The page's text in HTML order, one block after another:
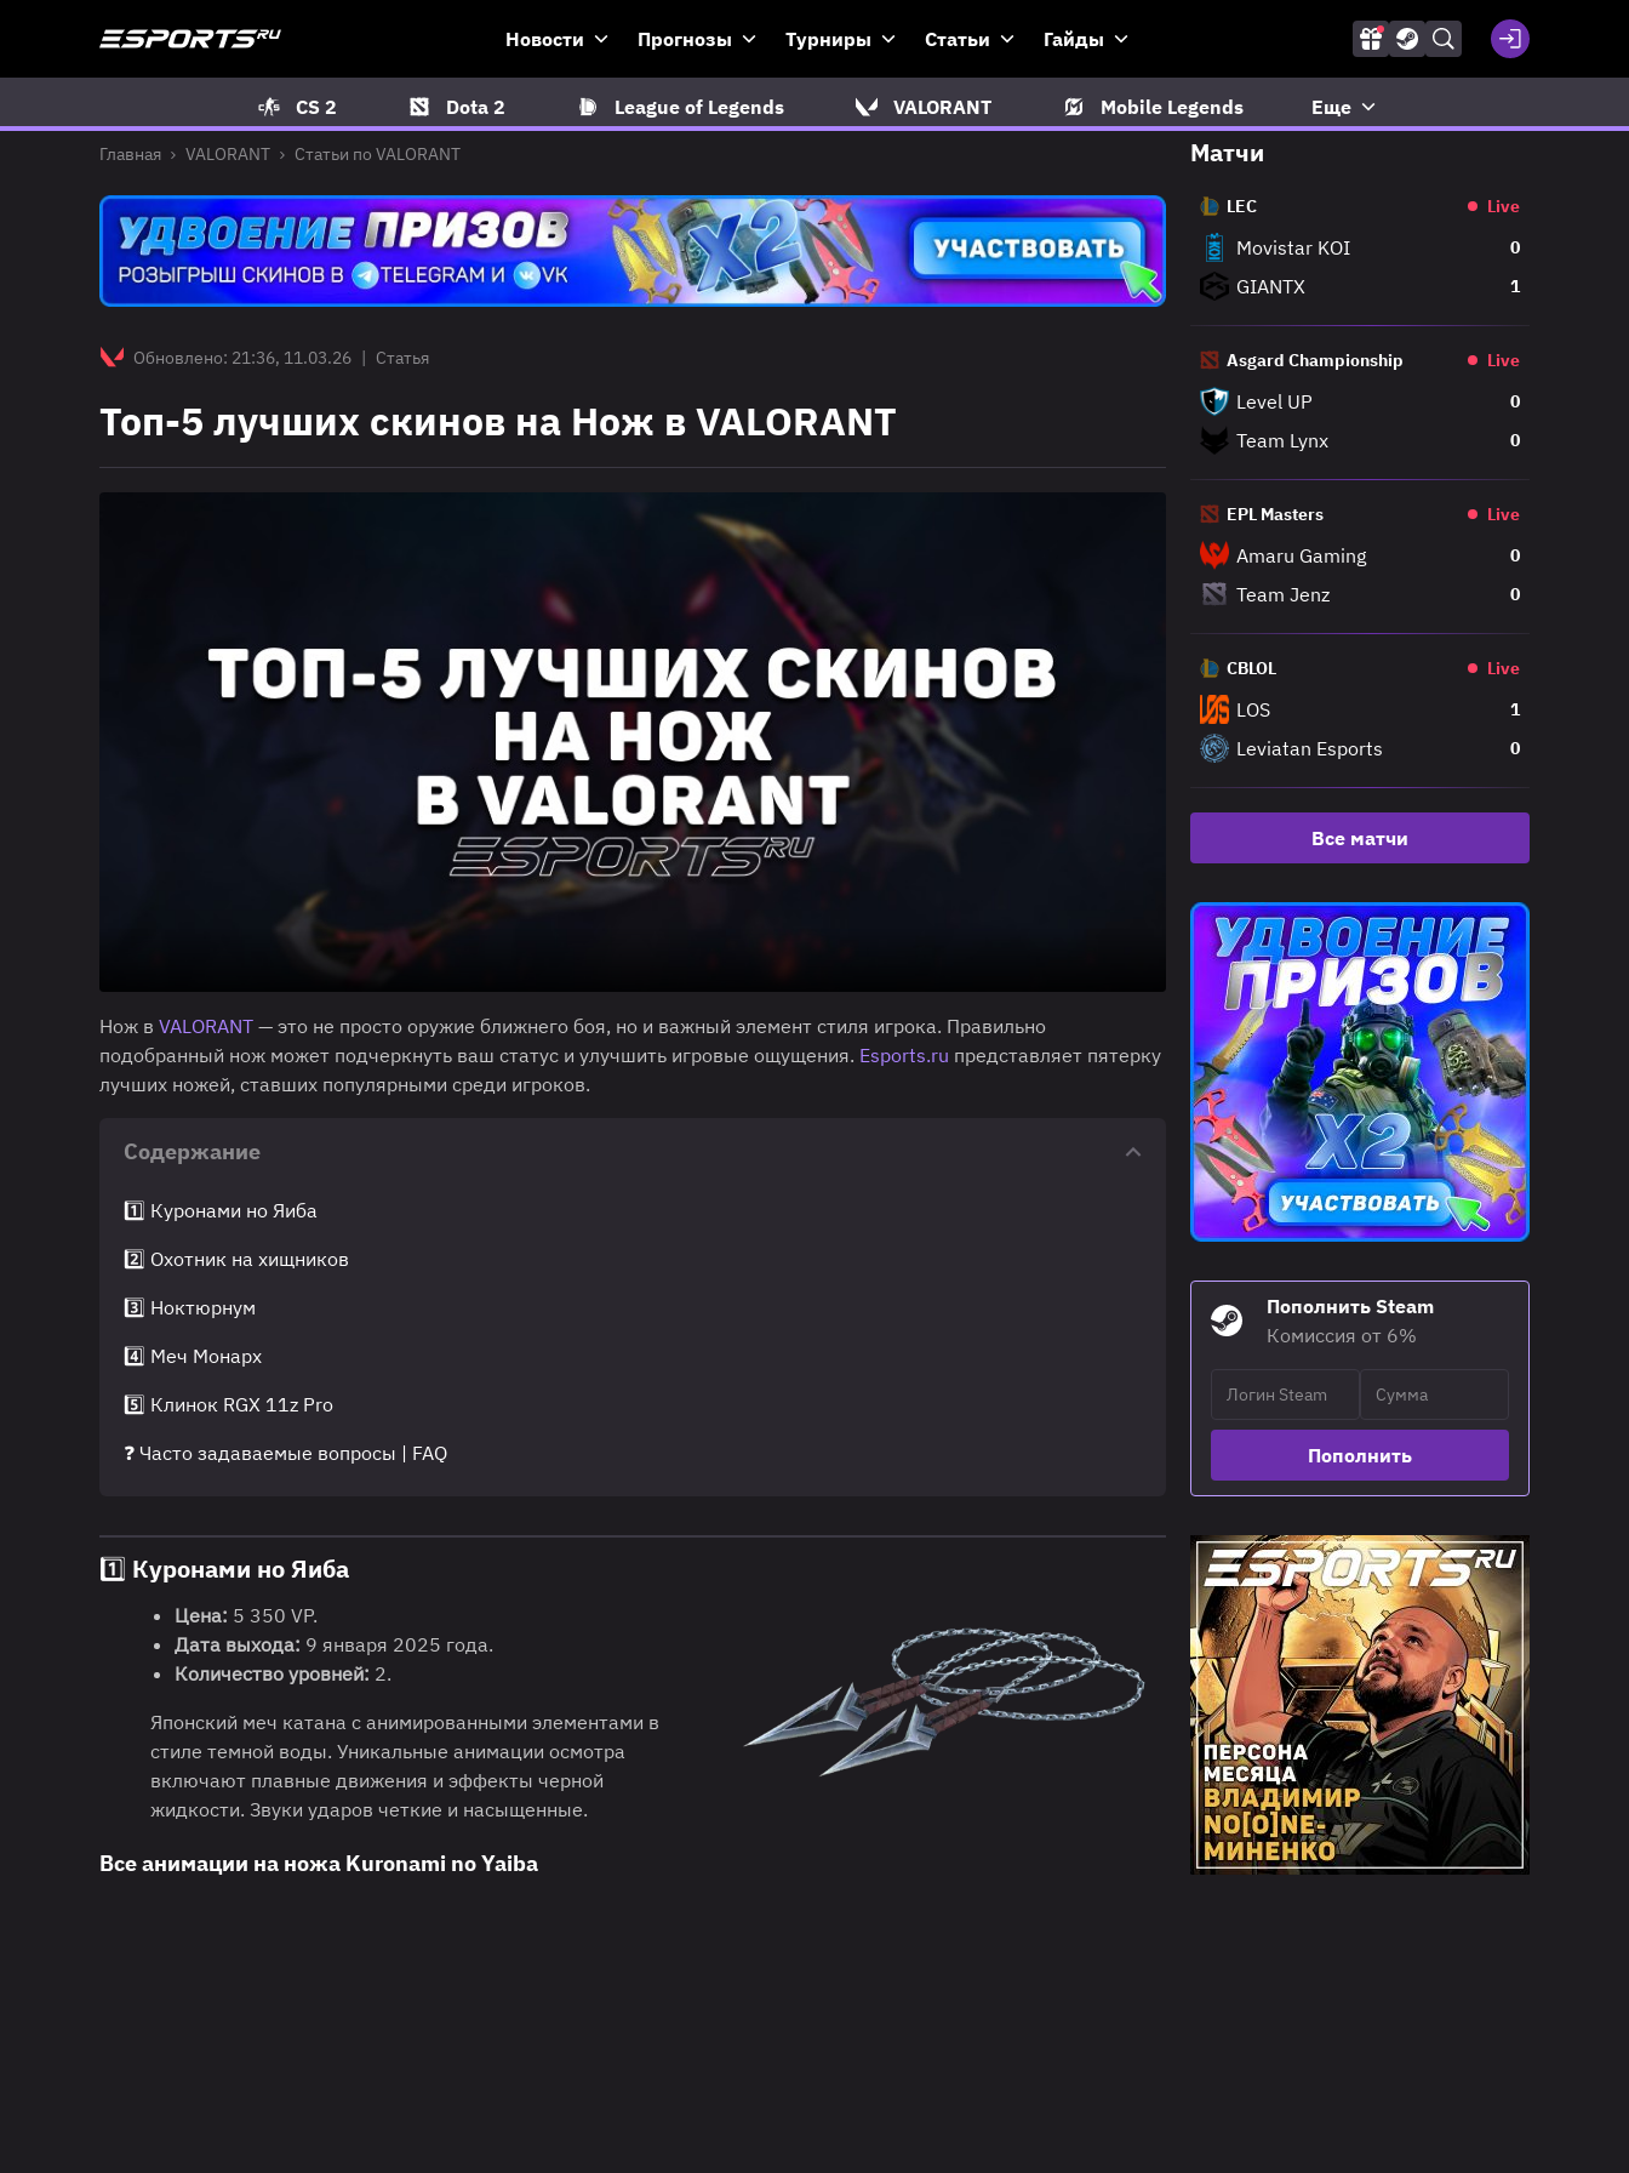
Новости Прогнозы Турниры Статьи Гайды
CS 2 Dota 2 League of Legends VALORANT Mobile Legends Еще
Главная VALORANT Статьи по VALORANT
Обновлено: 21:36, 11.03.26 | Статья
Топ-5 лучших скинов на Нож в VALORANT
Нож в VALORANT — это не просто оружие ближнего боя, но и важный элемент стиля игрока. Правильно
подобранный нож может подчеркнуть ваш статус и улучшить игровые ощущения. Esports.ru представляет пятерку
лучших ножей, ставших популярными среди игроков.
Содержание
1️⃣ Куронами но Яиба
2️⃣ Охотник на хищников
3️⃣ Ноктюрнум
4️⃣ Меч Монарх
5️⃣ Клинок RGX 11z Pro
❓ Часто задаваемые вопросы | FAQ
1️⃣ Куронами но Яиба
Цена: 5 350 VP.
Дата выхода: 9 января 2025 года.
Количество уровней: 2.
Японский меч катана с анимированными элементами в
стиле темной воды. Уникальные анимации осмотра
включают плавные движения и эффекты черной
жидкости. Звуки ударов четкие и насыщенные.
Все анимации на ножа Kuronami no Yaiba
Матчи
LEC Live
Movistar KOI 0
GIANTX 1
Asgard Championship Live
Level UP 0
Team Lynx 0
EPL Masters Live
Amaru Gaming 0
Team Jenz 0
CBLOL Live
LOS 1
Leviatan Esports 0
Все матчи
Пополнить Steam
Комиссия от 6%
Пополнить